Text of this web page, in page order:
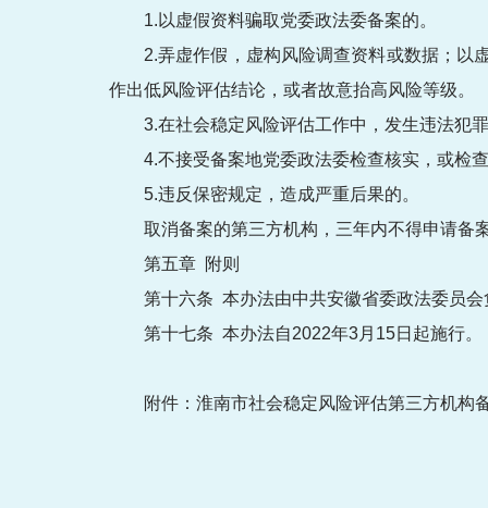
1.以虚假资料骗取党委政法委备案的。
2.弄虚作假，虚构风险调查资料或数据；以
作出低风险评估结论，或者故意抬高风险等级。
3.在社会稳定风险评估工作中，发生违法犯
4.不接受备案地党委政法委检查核实，或检
5.违反保密规定，造成严重后果的。
取消备案的第三方机构，三年内不得申请备
第五章 附则
第十六条 本办法由中共安徽省委政法委员会
第十七条 本办法自2022年3月15日起施行。
附件：淮南市社会稳定风险评估第三方机构